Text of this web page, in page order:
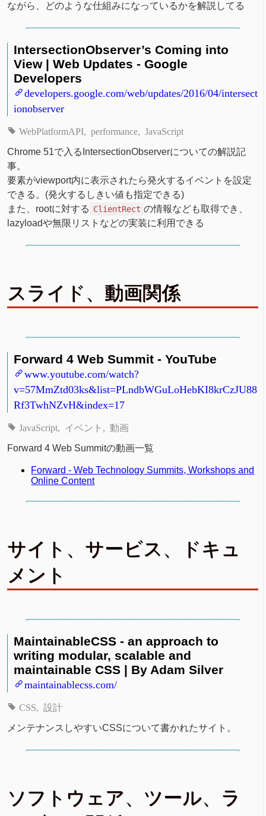
ながら、どのような仕組みになっているかを解説してる
IntersectionObserver’s Coming into
View | Web Updates - Google
Developers
developers.google.com/web/updates/2016/04/intersect
ionobserver
WebPlatformAPI performance JavaScript
Chrome 51で入るIntersectionObserverについての解説記
事。
要素がviewport内に表示されたら発火するイベントを設定
できる。(発火するしきい値も指定できる)
また、rootに対する ClientRect の情報なども取得でき、
lazyloadや無限リストなどの実装に利用できる
スライド、動画関係
Forward 4 Web Summit - YouTube
www.youtube.com/watch?
v=57MmZtd03ks&list=PLndbWGuLoHebKI8krCzJU88
Rf3TwhNZvH&index=17
JavaScript イベント 動画
Forward 4 Web Summitの動画一覧
Forward - Web Technology Summits, Workshops and
Online Content
サイト、サービス、ドキュ
メント
MaintainableCSS - an approach to
writing modular, scalable and
maintainable CSS | By Adam Silver
maintainablecss.com/
CSS 設計
メンテナンスしやすいCSSについて書かれたサイト。
ソフトウェア、ツール、ラ